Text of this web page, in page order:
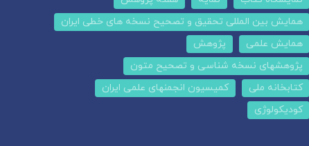
همایش بین المللی تحقیق و تصحیح نسخه های خطی ایران
همایش علمی
پژوهش
پژوهشهای نسخه شناسی و تصحیح متون
کتابخانه ملی
کمیسیون انجمنهای علمی ایران
کودیکولوژی